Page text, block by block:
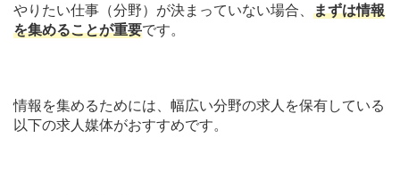
やりたい仕事（分野）が決まっていない場合、 まずは情報
を集めることが重要です。
情報を集めるためには、幅広い分野の求人を保有している
以下の求人媒体がおすすめです。